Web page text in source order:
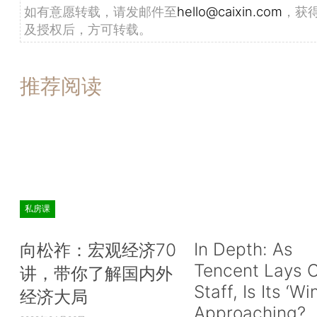
如有意愿转载，请发邮件至hello@caixin.com ，获
及授权后，方可转载。
推荐阅读
私房课
向松祚：宏观经济70
讲，带你了解国内外
经济大局
In Depth: As
Tencent Lays
Staff, Is Its